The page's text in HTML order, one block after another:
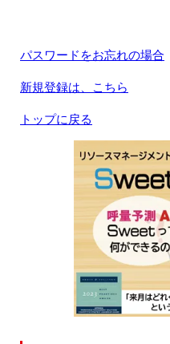
パスワードをお忘れの場合
新規登録は、こちら
トップに戻る